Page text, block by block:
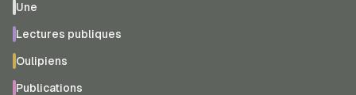
Une
Lectures publiques
Oulipiens
Publications